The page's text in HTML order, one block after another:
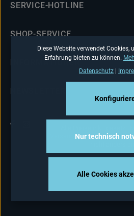
SERVICE-HOTLINE
SHOP-SERVICE
INFORMATIONEN
Versandkostenund ggf.
Diese Website verwendet Cookies,
Erfahrung bieten zu können.
Datenschutz
Nur technisch
Alle Cookies